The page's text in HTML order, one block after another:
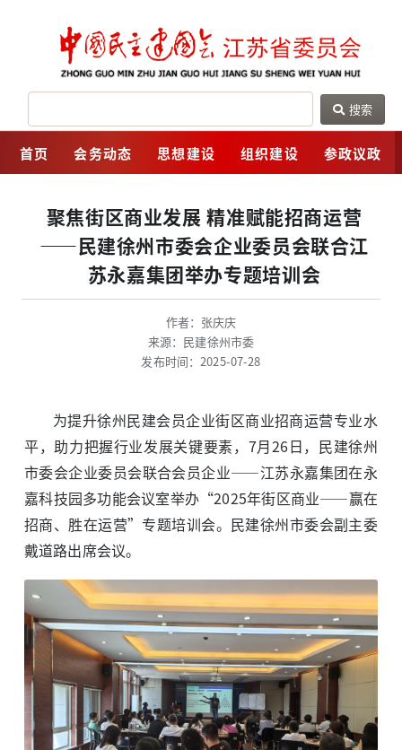
网
搜索
首页 会务动态 思想建设 组织建设 参政议政
聚焦街区商业发展 精准赋能招商运营
——民建徐州市委会企业委员会联合江
苏永嘉集团举办专题培训会
作者：张庆庆
来源：民建徐州市委
发布时间：2025-07-28
为提升徐州民建会员企业街区商业招商运营专业水
平，助力把握行业发展关键要素，7月26日，民建徐州
市委会企业委员会联合会员企业——江苏永嘉集团在永
嘉科技园多功能会议室举办“2025年街区商业——赢在
招商、胜在运营”专题培训会。民建徐州市委会副主委
戴道路出席会议。